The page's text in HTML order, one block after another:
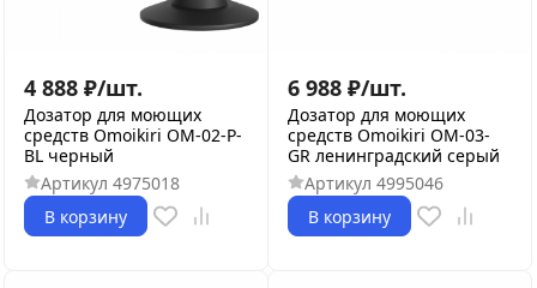
4 888 ₽/шт.
Дозатор для моющих
средств Omoikiri OM-02-P-
BL черный
Артикул 4975018
В корзину
6 988 ₽/шт.
Дозатор для моющих
средств Omoikiri OM-03-
GR ленинградский серый
Артикул 4995046
В корзину